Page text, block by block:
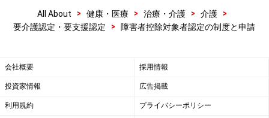
All About > 健康・医療 > 治療・介護 > 介護
>
要介護認定・要支援認定
> 障害者控除対象者認定の制度と申請
会社概要 採用情報
投資家情報 広告掲載
利用規約 プライバシーポリシー